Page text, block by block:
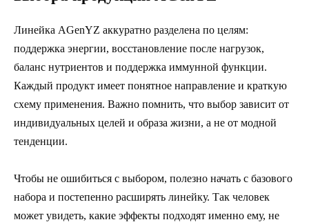
Линейка AGenYZ аккуратно разделена по целям:
поддержка энергии, восстановление после нагрузок,
баланс нутриентов и поддержка иммунной функции.
Каждый продукт имеет понятное направление и краткую
схему применения. Важно помнить, что выбор зависит от
индивидуальных целей и образа жизни, а не от модной
тенденции.
Чтобы не ошибиться с выбором, полезно начать с базового
набора и постепенно расширять линейку. Так человек
может увидеть, какие эффекты подходят именно ему, не